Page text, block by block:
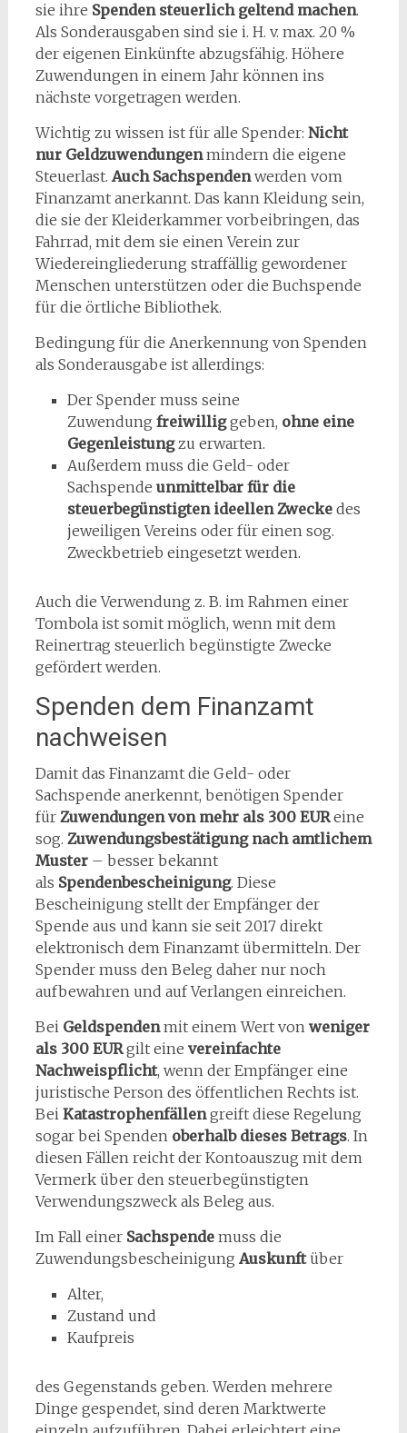
sie ihre Spenden steuerlich geltend machen.
Als Sonderausgaben sind sie i. H. v. max. 20 %
der eigenen Einkünfte abzugsfähig. Höhere
Zuwendungen in einem Jahr können ins
nächste vorgetragen werden.
Wichtig zu wissen ist für alle Spender: Nicht
nur Geldzuwendungenmindern die eigene
Steuerlast. Auch Sachspendenwerden vom
Finanzamt anerkannt. Das kann Kleidung sein,
die sie der Kleiderkammer vorbeibringen, das
Fahrrad, mit dem sie einen Verein zur
Wiedereingliederung straffällig gewordener
Menschen unterstützen oder die Buchspende
für die örtliche Bibliothek.
Bedingung für die Anerkennung von Spenden
als Sonderausgabe ist allerdings:
Der Spender muss seine
Zuwendung freiwilliggeben, ohne eine
Gegenleistungzu erwarten.
Außerdem muss die Geld- oder
Sachspende unmittelbar für die
steuerbegünstigten ideellen Zwecke des
jeweiligen Vereins oder für einen sog.
Zweckbetrieb eingesetzt werden.
Auch die Verwendung z. B. im Rahmen einer
Tombola ist somit möglich, wenn mit dem
Reinertrag steuerlich begünstigte Zwecke
gefördert werden.
Spenden dem Finanzamt
nachweisen
Damit das Finanzamt die Geld- oder
Sachspende anerkennt, benötigen Spender
für Zuwendungen von mehr als 300 EUReine
sog. Zuwendungsbestätigung nach amtlichem
Muster– besser bekannt
als Spendenbescheinigung. Diese
Bescheinigung stellt der Empfänger der
Spende aus und kann sie seit 2017 direkt
elektronisch dem Finanzamt übermitteln. Der
Spender muss den Beleg daher nur noch
aufbewahren und auf Verlangen einreichen.
Bei Geldspendenmit einem Wert von weniger
als 300 EURgilt eine vereinfachte
Nachweispflicht, wenn der Empfänger eine
juristische Person des öffentlichen Rechts ist.
Bei Katastrophenfällengreift diese Regelung
sogar bei Spenden oberhalb dieses Betrags. In
diesen Fällen reicht der Kontoauszug mit dem
Vermerk über den steuerbegünstigten
Verwendungszweck als Beleg aus.
Im Fall einer Sachspendemuss die
Zuwendungsbescheinigung Auskunft über
Alter,
Zustand und
Kaufpreis
des Gegenstands geben. Werden mehrere
Dinge gespendet, sind deren Marktwerte